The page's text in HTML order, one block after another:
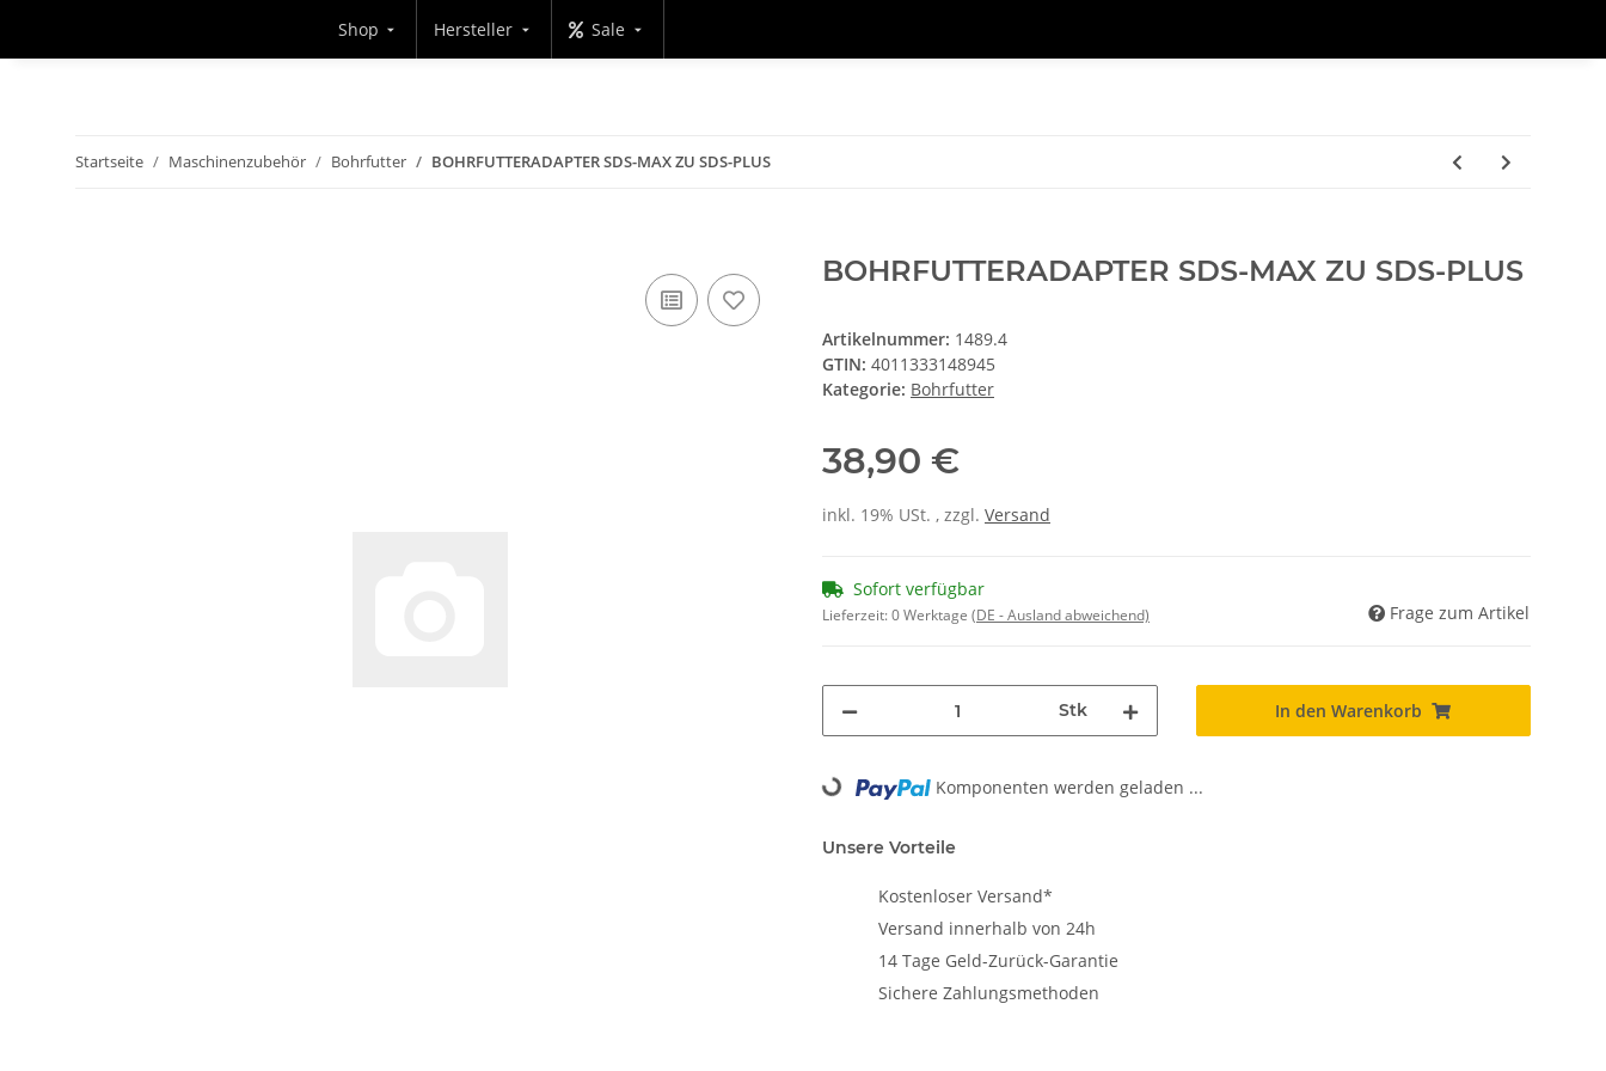
Shop Hersteller Sale
Startseite Maschinenzubehör Bohrfutter BOHRFUTTERADAPTER SDS-MAX ZU SDS-PLUS
BOHRFUTTERADAPTER SDS-MAX ZU SDS-PLUS
Artikelnummer: 1489.4
GTIN: 4011333148945
Kategorie: Bohrfutter
38,90 €
inkl. 19% USt. , zzgl. Versand
Sofort verfügbar
Lieferzeit:0 Werktage (DE - Ausland abweichend) Frage zum Artikel
Stk In den Warenkorb
Loading... Komponenten werden geladen ...
Unsere Vorteile
Kostenloser Versand*
Versand innerhalb von 24h
14 Tage Geld-Zurück-Garantie
Sichere Zahlungsmethoden